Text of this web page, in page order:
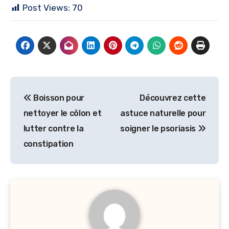
Post Views: 70
de
l’article
Boisson pour
nettoyer le côlon et
lutter contre la
constipation
Découvrez cette
astuce naturelle pour
soigner le psoriasis